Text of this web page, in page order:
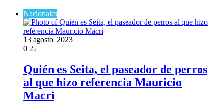
Nacionales
13 agosto, 2023
0 22
Quién es Seita, el paseador de perros
al que hizo referencia Mauricio
Macri